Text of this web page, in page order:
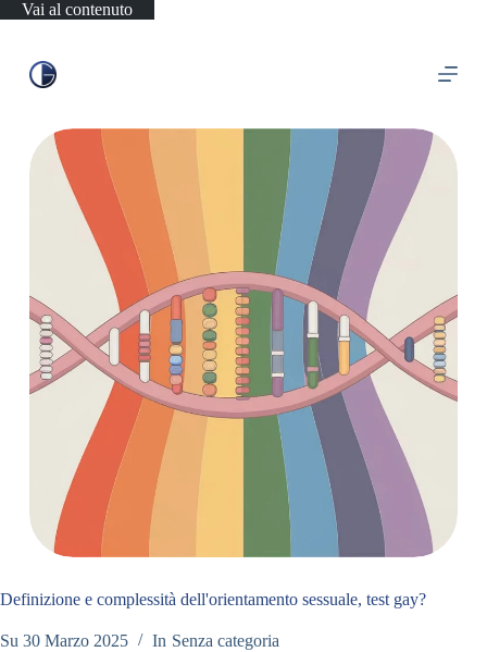
Vai al contenuto
Definizione e complessità dell'orientamento sessuale, test gay?
Su 30 Marzo 2025 In Senza categoria